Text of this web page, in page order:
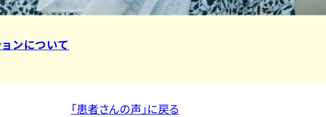
ンについて
「患者さんの声」に戻る